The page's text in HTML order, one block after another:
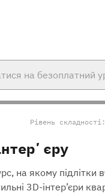
на безоплатний
Рівень складності:
на якому підлітки
3D-інтер’єри